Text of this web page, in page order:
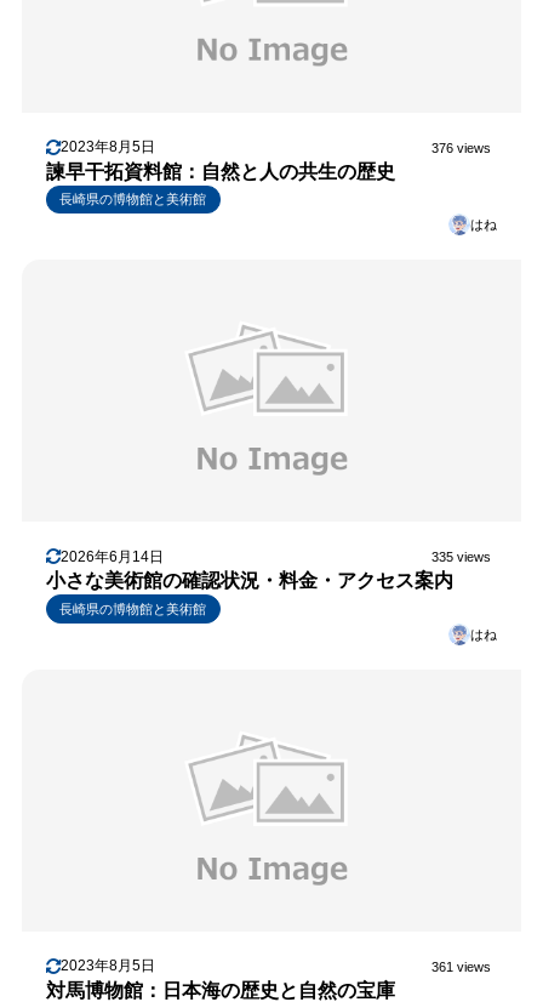
2023年8月5日 376 views
諫早干拓資料館：自然と人の共生の歴史
長崎県の博物館と美術館
はね
2026年6月14日 335 views
小さな美術館の確認状況・料金・アクセス案内
長崎県の博物館と美術館
はね
2023年8月5日 361 views
対馬博物館：日本海の歴史と自然の宝庫